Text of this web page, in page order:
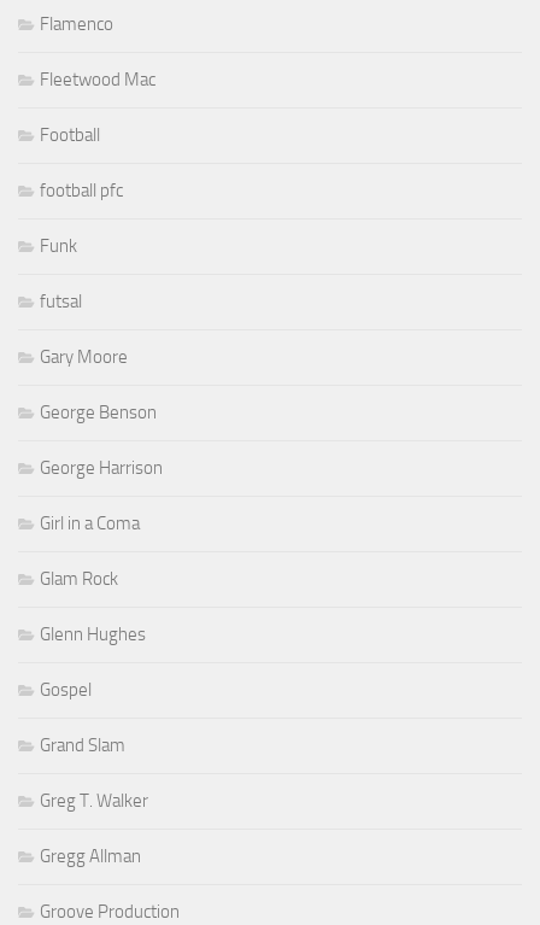
Flamenco
Fleetwood Mac
Football
football pfc
Funk
futsal
Gary Moore
George Benson
George Harrison
Girl in a Coma
Glam Rock
Glenn Hughes
Gospel
Grand Slam
Greg T. Walker
Gregg Allman
Groove Production